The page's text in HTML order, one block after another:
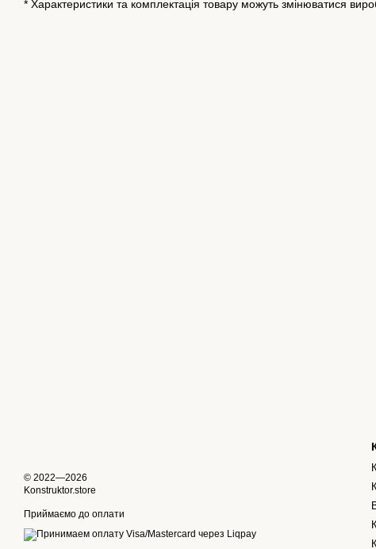
* Характеристики та комплектація товару можуть змінюватися
© 2022—2026
Konstruktor.store
Приймаємо до оплати